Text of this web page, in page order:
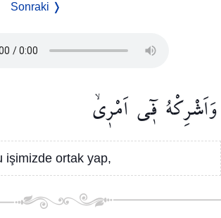
Sonraki ❭
وَاَشْرِكْهُ ف۪ٓياَمْر۪يۙ
işimizde ortak yap,